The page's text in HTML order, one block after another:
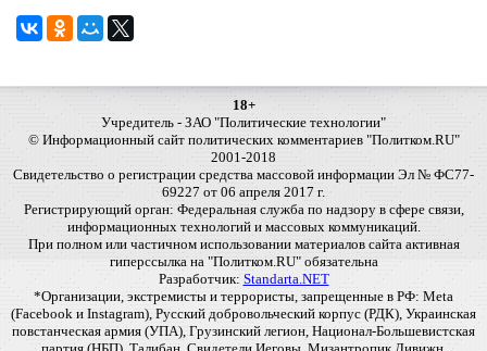
18+
Учредитель - ЗАО "Политические технологии"
© Информационный сайт политических комментариев "Политком.RU"
2001-2018
Свидетельство о регистрации средства массовой информации Эл № ФС77-
69227 от 06 апреля 2017 г.
Регистрирующий орган: Федеральная служба по надзору в сфере связи,
информационных технологий и массовых коммуникаций.
При полном или частичном использовании материалов сайта активная
гиперссылка на "Политком.RU" обязательна
Разработчик: Standarta.NET
*Организации, экстремисты и террористы, запрещенные в РФ: Meta
(Facebook и Instagram), Русский добровольческий корпус (РДК), Украинская
повстанческая армия (УПА), Грузинский легион, Национал-Большевистская